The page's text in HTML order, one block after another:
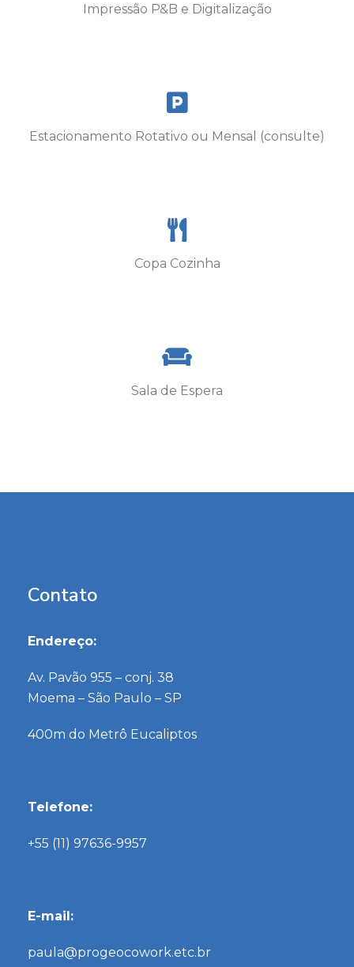
Impressão P&B e Digitalização
Estacionamento Rotativo ou Mensal (consulte)
Copa Cozinha
Sala de Espera
Contato
Endereço:
Av. Pavão 955 – conj. 38
Moema – São Paulo – SP
400m do Metrô Eucaliptos
Telefone:
+55 (11) 97636-9957
E-mail:
paula@progeocowork.etc.br